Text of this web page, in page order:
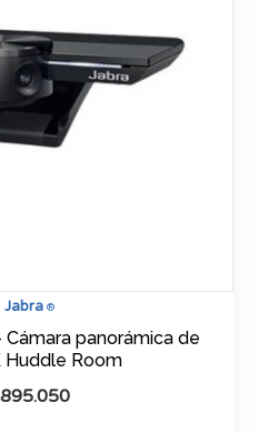
Jabra®
Cámara panorámica de
Huddle Room
895.050